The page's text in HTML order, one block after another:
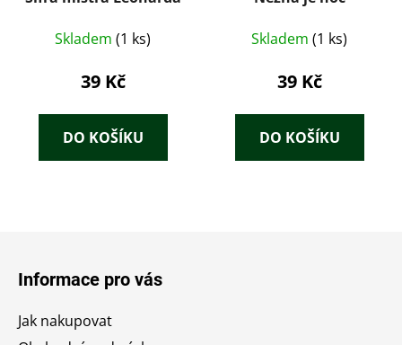
Skladem (1 ks)
39 Kč
DO KOŠÍKU
Skladem (1 ks)
39 Kč
DO KOŠÍKU
Informace pro vás
Jak nakupovat